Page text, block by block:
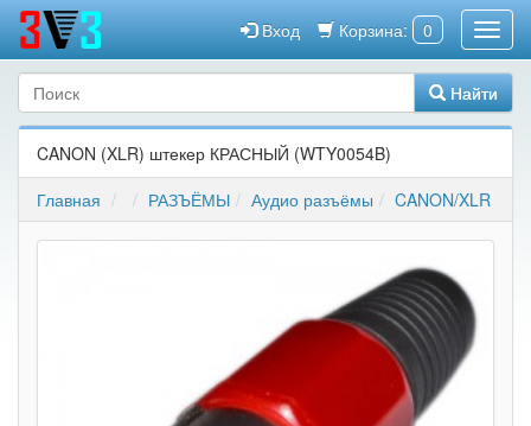
Корзина: 0
Вход
Найти
CANON (XLR) штекер КРАСНЫЙ (WTY0054B)
Главная
РАЗЪЁМЫ Аудио разъёмы CANON/XLR